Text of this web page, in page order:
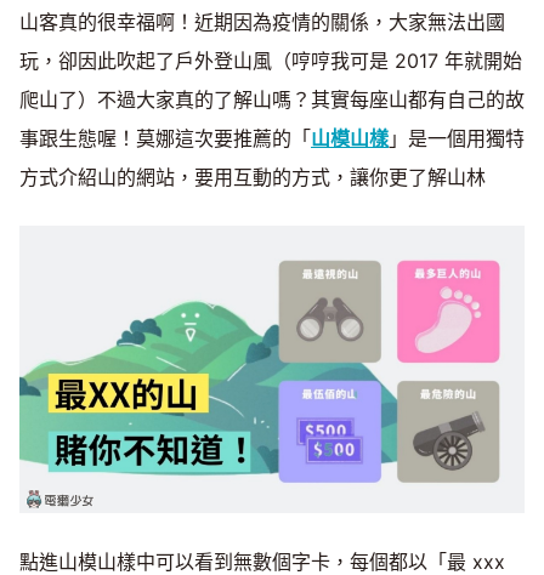
山客真的很幸福啊！近期因為疫情的關係，大家無法出國
玩，卻因此吹起了戶外登山風（哼哼我可是 2017 年就開始
爬山了）不過大家真的了解山嗎？其實每座山都有自己的故
事跟生態喔！莫娜這次要推薦的「山模山樣 」是一個用獨特
方式介紹山的網站，要用互動的方式，讓你更了解山林
點進山模山樣中可以看到無數個字卡，每個都以「最 xxx